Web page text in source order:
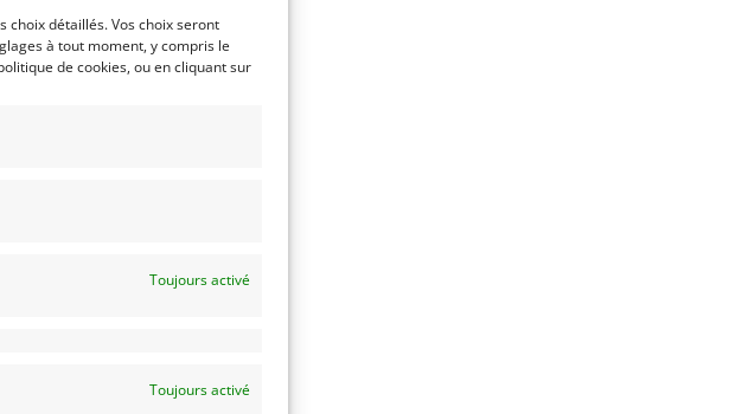
choix détaillés. Vos choix seront
à tout moment, y compris le
de cookies, ou en cliquant sur
Toujours activé
Toujours activé
(1986)